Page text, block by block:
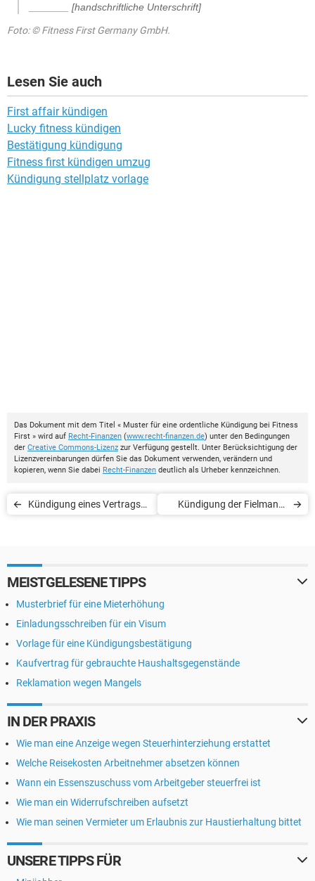
_______ [handschriftliche Unterschrift]
Foto: © Fitness First Germany GmbH.
Lesen Sie auch
First affair kündigen
Lucky fitness kündigen
Bestätigung kündigung
Fitness first kündigen umzug
Kündigung stellplatz vorlage
Das Dokument mit dem Titel « Muster für eine ordentliche Kündigung bei Fitness
First » wird auf Recht-Finanzen (www.recht-finanzen.de) unter den Bedingungen
der Creative Commons-Lizenz zur Verfügung gestellt. Unter Berücksichtigung der
Lizenzvereinbarungen dürfen Sie das Dokument verwenden, verändern und
kopieren, wenn Sie dabei Recht-Finanzen deutlich als Urheber kennzeichnen.
Kündigung eines Vertrags
Kündigung der Fielmann-
MEISTGELESENE TIPPS
Musterbrief für eine Mieterhöhung
Einladungsschreiben für ein Visum
Vorlage für eine Kündigungsbestätigung
Kaufvertrag für gebrauchte Haushaltsgegenstände
Reklamation wegen Mangels
IN DER PRAXIS
Wie man eine Anzeige wegen Steuerhinterziehung erstattet
Welche Reisekosten Arbeitnehmer absetzen können
Wann ein Essenszuschuss vom Arbeitgeber steuerfrei ist
Wie man ein Widerrufschreiben aufsetzt
Wie man seinen Vermieter um Erlaubnis zur Haustierhaltung bittet
UNSERE TIPPS FÜR